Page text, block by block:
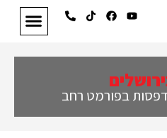
בפורמט רחב